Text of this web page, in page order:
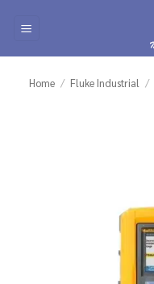
Home / Fluke Industrial /